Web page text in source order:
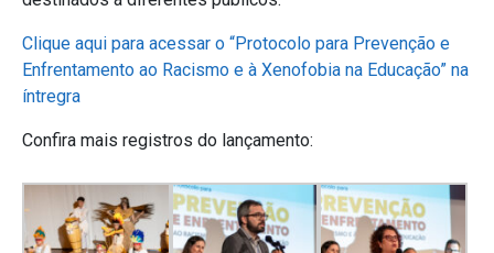
Clique aqui para acessar o “Protocolo para Prevenção e
Enfrentamento ao Racismo e à Xenofobia na Educação” na
íntregra
Confira mais registros do lançamento: